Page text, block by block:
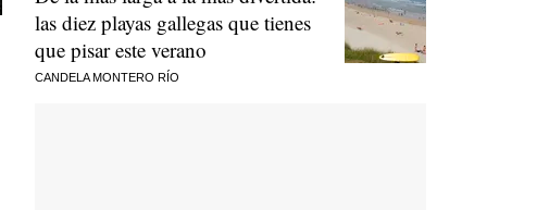
las diez playas gallegas que tienes
que pisar este verano
CANDELA MONTERO RÍO